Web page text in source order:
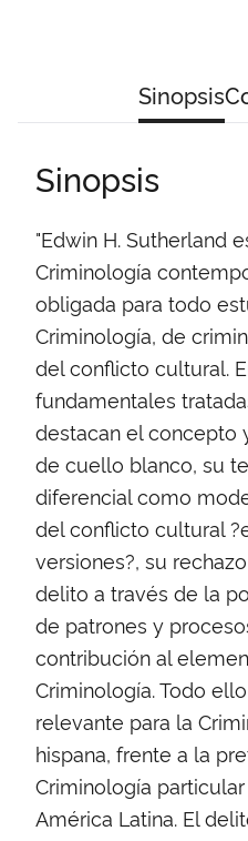
Sinopsis
Sinopsis
"Edwin H. Sutherland
Criminología
obligada para todo
Criminología, de
del conflicto cultural.
fundamentales
destacan el concepto
de cuello blanco, su
diferencial como
del conflicto cultural
versiones?, su
delito a través de la
de patrones y
contribución al
Criminología. Todo
relevante para la
hispana, frente a la
Criminología
América Latina. El